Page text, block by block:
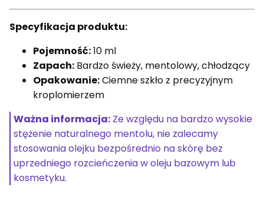
Specyfikacja produktu:
Pojemność:10 ml
Zapach: Bardzo świeży, mentolowy, chłodzący
Opakowanie:Ciemne szkło z precyzyjnym
kroplomierzem
Ważna informacja: Ze względu na bardzo wysokie
stężenie naturalnego mentolu, nie zalecamy
stosowania olejku bezpośrednio na skórę bez
uprzedniego rozcieńczenia w oleju bazowym lub
kosmetyku.